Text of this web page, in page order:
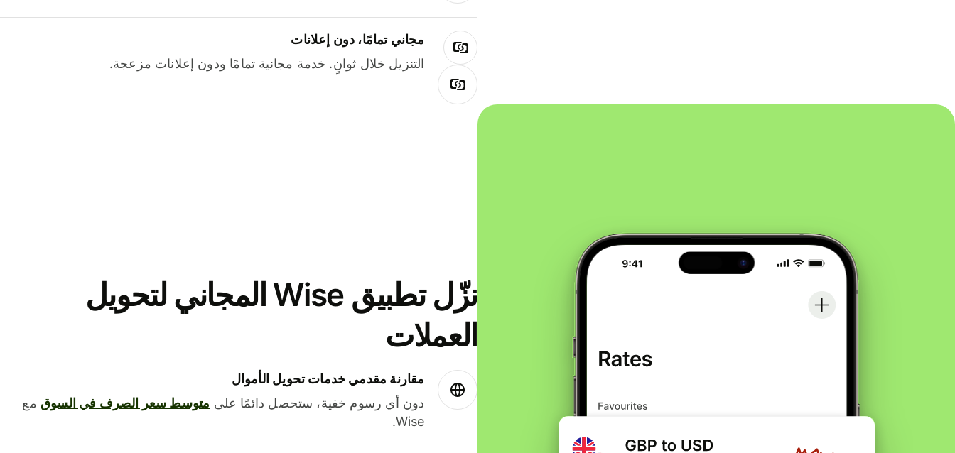
مجاني تمامًا، دون إعلانات
التنزيل خلال ثوانٍ. خدمة مجانية تمامًا ودون إعلانات مزعجة.
نزّل تطبيق Wise المجاني لتحويل
العملات
مقارنة مقدمي خدمات تحويل الأموال
دون أي رسوم خفية، ستحصل دائمًا على متوسط ​​سعر الصرف في السوق مع
Wise.